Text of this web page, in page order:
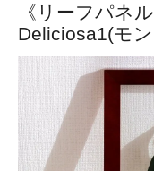
《リーフパネ
Deliciosa1(モ